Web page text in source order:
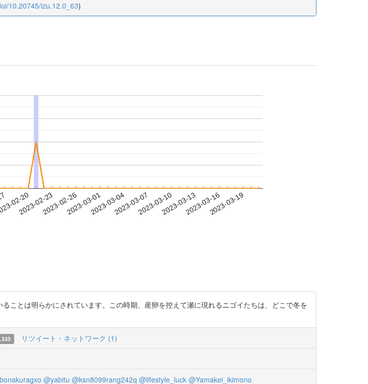
10.20745/izu.12.0_63)
02-20
2023-02-232023-02-262023-03-012023-03-042023-03-072023-03-102023-03-132023-03-162023-03-19
ことは明らかにされています。この時期、産卵を控えて瀬に現れるニゴイたちは、どこで冬を
リツイート・ネットワーク (1)
@yabitu @ksn8099rang242q @lifestyle_luck @Yamakei_ikimono